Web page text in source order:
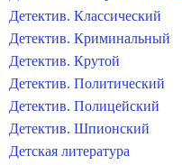
Детектив. Классический
Детектив. Криминальный
Детектив. Крутой
Детектив. Политический
Детектив. Полицейский
Детектив. Шпионский
Детская литература